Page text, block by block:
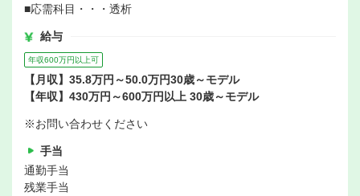
■応需科目・・・透析
給与
年収600万円以上可
【月収】35.8万円～50.0万円30歳～モデル
【年収】430万円～600万円以上 30歳～モデル
※お問い合わせください
手当
通勤手当
残業手当